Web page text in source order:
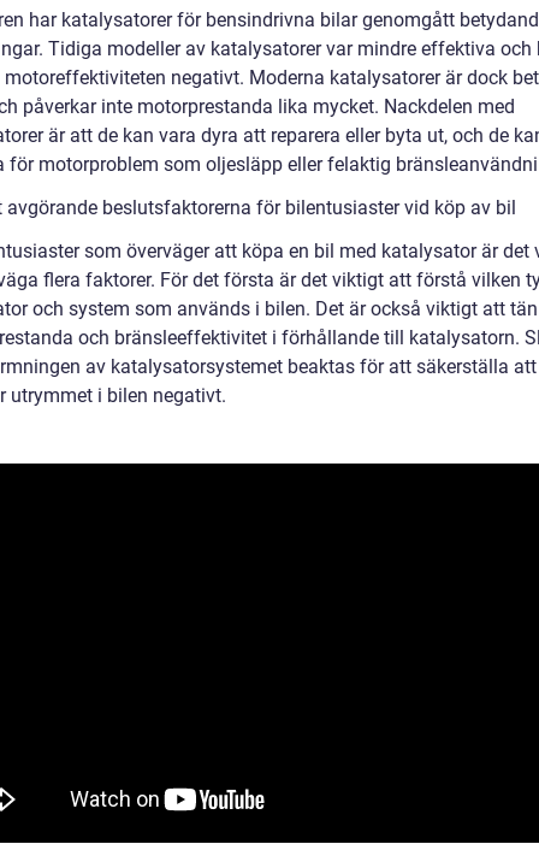
har katalysatorer för bensindrivna bilar genomgått
Tidiga modeller av katalysatorer var mindre effektiva och
motoreffektiviteten negativt. Moderna katalysatorer är dock
påverkar inte motorprestanda lika mycket. Nackdelen med
är att de kan vara dyra att reparera eller byta ut, och de
för motorproblem som oljesläpp eller felaktig
avgörande beslutsfaktorerna för bilentusiaster vid köp av bil
som överväger att köpa en bil med katalysator är det
flera faktorer. För det första är det viktigt att förstå vilken
och system som används i bilen. Det är också viktigt att
och bränsleeffektivitet i förhållande till katalysatorn.
av katalysatorsystemet beaktas för att säkerställa
utrymmet i bilen negativt.